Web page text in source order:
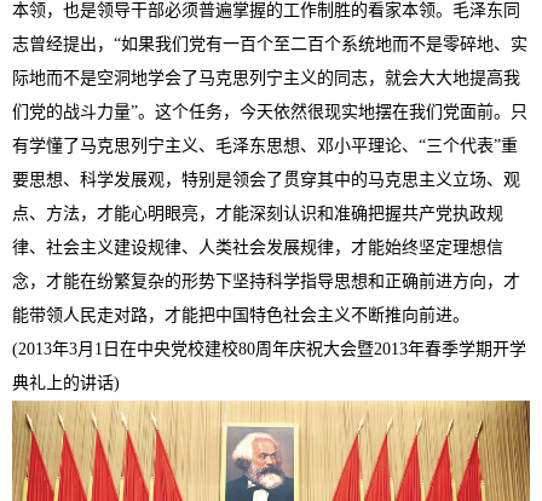
本领，也是领导干部必须普遍掌握的工作制胜的看家本领。毛泽东同
志曾经提出，“如果我们党有一百个至二百个系统地而不是零碎地、实
际地而不是空洞地学会了马克思列宁主义的同志，就会大大地提高我
们党的战斗力量”。这个任务，今天依然很现实地摆在我们党面前。只
有学懂了马克思列宁主义、毛泽东思想、邓小平理论、“三个代表”重
要思想、科学发展观，特别是领会了贯穿其中的马克思主义立场、观
点、方法，才能心明眼亮，才能深刻认识和准确把握共产党执政规
律、社会主义建设规律、人类社会发展规律，才能始终坚定理想信
念，才能在纷繁复杂的形势下坚持科学指导思想和正确前进方向，才
能带领人民走对路，才能把中国特色社会主义不断推向前进。
(2013年3月1日在中央党校建校80周年庆祝大会暨2013年春季学期开学
典礼上的讲话)